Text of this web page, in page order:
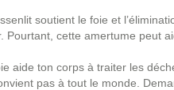
soutient le foie et
Pourtant, cette amertume peut
aide ton corps à traiter les
pas à tout le monde.